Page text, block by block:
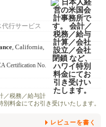
行サービス
, California,
Certification No.
／税務／給与計
料金にてお引き受けいたします。
レビューを書く